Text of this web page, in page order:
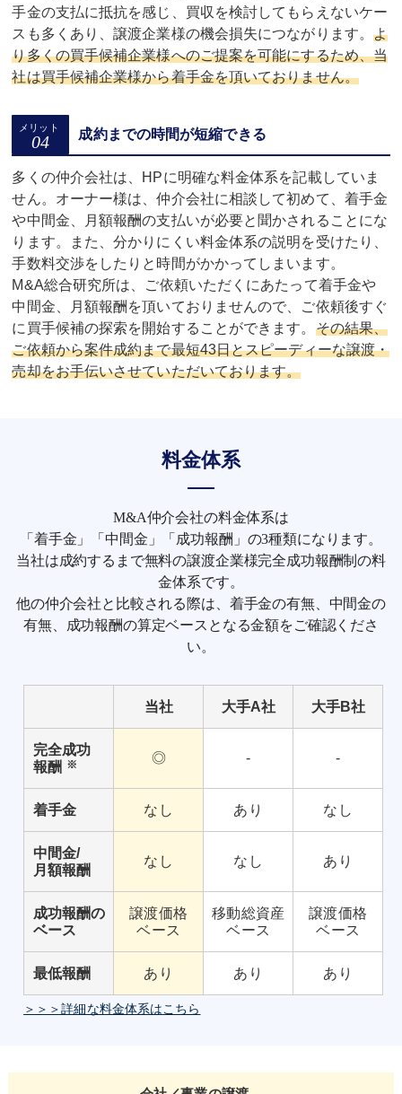
手金の支払に抵抗を感じ、買収を検討してもらえないケー
スも多くあり、譲渡企業様の機会損失につながります。 よ
り多くの買手候補企業様へのご提案を可能にするため、当
社は買手候補企業様から着手金を頂いておりません。
成約までの時間が短縮できる
多くの仲介会社は、HPに明確な料金体系を記載していま
せん。オーナー様は、仲介会社に相談して初めて、着手金
や中間金、月額報酬の支払いが必要と聞かされることにな
ります。また、分かりにくい料金体系の説明を受けたり、
手数料交渉をしたりと時間がかかってしまいます。
M&A総合研究所は、ご依頼いただくにあたって着手金や
中間金、月額報酬を頂いておりませんので、ご依頼後すぐ
に買手候補の探索を開始することができます。 その結果、
ご依頼から案件成約まで最短43日とスピーディーな譲渡・
売却をお手伝いさせていただいております。
料金体系
M&A仲介会社の料金体系は
「着手金」「中間金」「成功報酬」の3種類になります。
当社は成約するまで無料の譲渡企業様完全成功報酬制の料
金体系です。
他の仲介会社と比較される際は、着手金の有無、中間金の
有無、成功報酬の算定ベースとなる金額をご確認くださ
い。
当社 大手A社 大手B社
完全成功
報酬 ※ ◎ - -
着手金 なし あり なし
中間金/
月額報酬
なし なし あり
成功報酬の
ベース
譲渡価格
ベース
移動総資産
ベース
譲渡価格
ベース
最低報酬 あり あり あり
＞＞＞詳細な料金体系はこちら